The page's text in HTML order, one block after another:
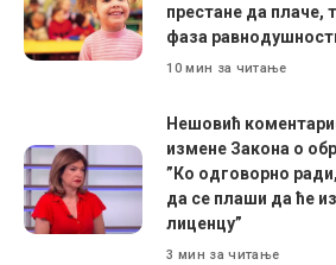
престане да плаче,
фаза
10 мин за читање
Нешовић
измене Закона о
”Ко одговорно
да се плаши да ће
лиценцу”
3 мин за читање